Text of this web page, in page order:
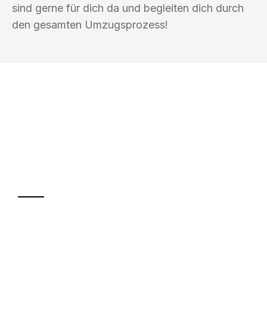
sind gerne für dich da und begleiten dich durch
den gesamten Umzugsprozess!